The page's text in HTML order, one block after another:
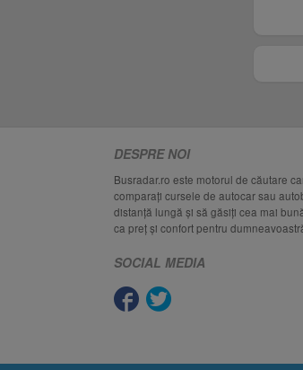
DESPRE NOI
Busradar.ro este motorul de căutare
comparați cursele de autocar sau
distanță lungă și să găsiți cea mai
ca preț și confort pentru
SOCIAL MEDIA